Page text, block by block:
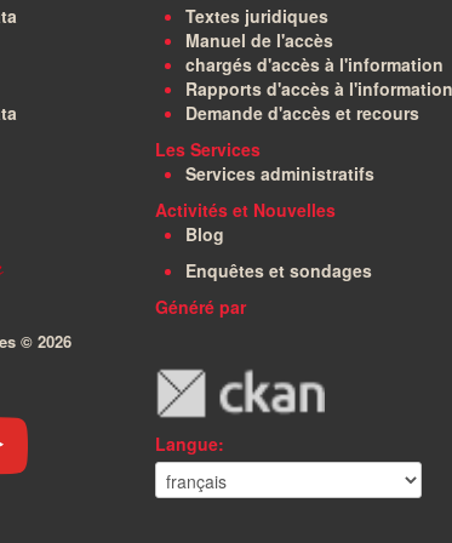
© 2026
Textes juridiques
Manuel de l'accès
chargés d'accès à l'information
Rapports d'accès à l'information
Demande d'accès et recours
Les Services
Services administratifs
Activités et Nouvelles
Blog
Enquêtes et sondages
Généré par
Langue